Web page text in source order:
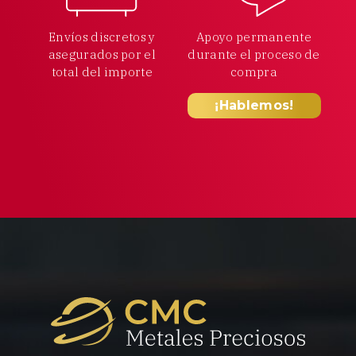
Envíos discretos y
asegurados por el
total del importe
Apoyo permanente
durante el proceso de
compra
¡Hablemos!